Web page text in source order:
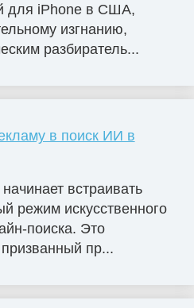
для iPhone в США,
изгнанию,
разбиратель...
в поиск ИИ в
встраивать
режим искусственного
поиска. Это
призванный пр...